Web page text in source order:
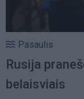
Pasaulis
Rusija
belaisviais